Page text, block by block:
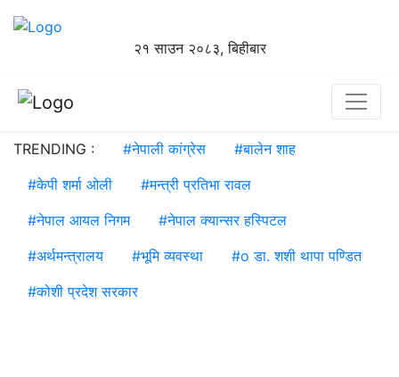
२१ साउन २०८३, बिहीबार
TRENDING : #नेपाली कांग्रेस #बालेन शाह
#केपी शर्मा ओली #मन्त्री प्रतिभा रावल
#नेपाल आयल निगम #नेपाल क्यान्सर हस्पिटल
#अर्थमन्त्रालय #भूमि व्यवस्था #o डा. शशी थापा पण्डित
#कोशी प्रदेश सरकार